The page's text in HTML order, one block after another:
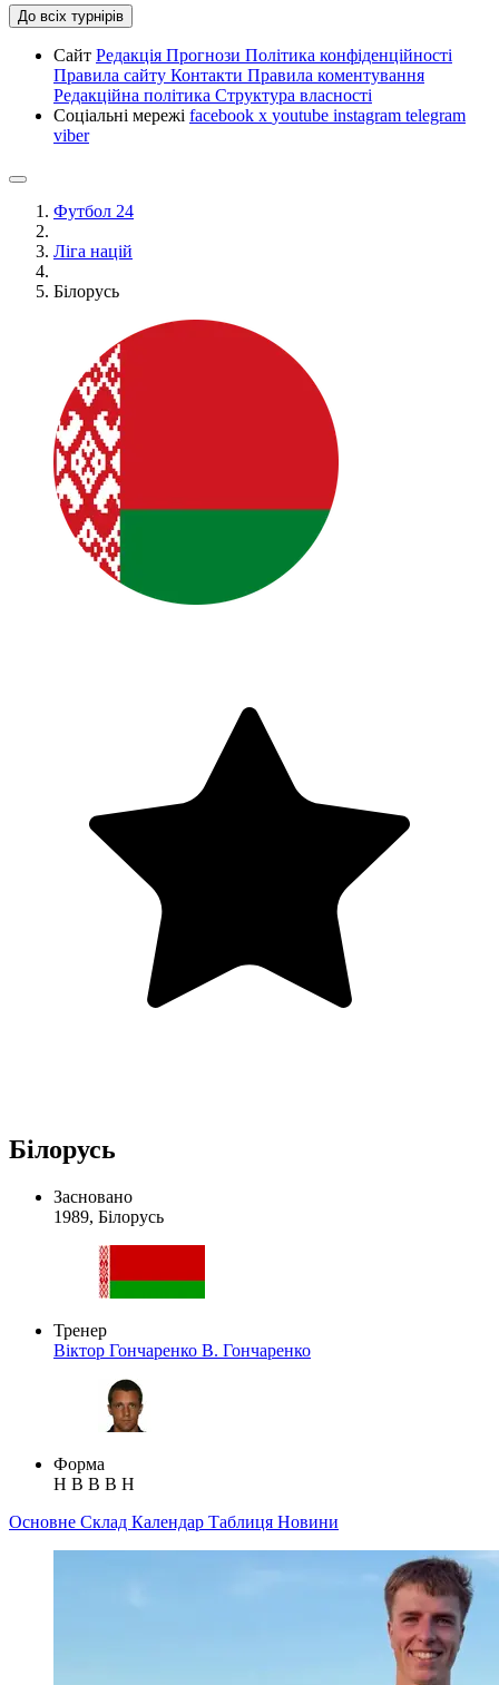
До всіх турнірів
Сайт Редакція Прогнози Політика конфіденційності
Правила сайту Контакти Правила коментування
Редакційна політика Структура власності
Соціальні мережі facebook x youtube instagram telegram
viber
Футбол 24
Ліга націй
Білорусь
Білорусь
Засновано
1989, Білорусь
Тренер
Віктор Гончаренко В. Гончаренко
Форма
Н В В В Н
Основне Склад Календар Таблиця Новини